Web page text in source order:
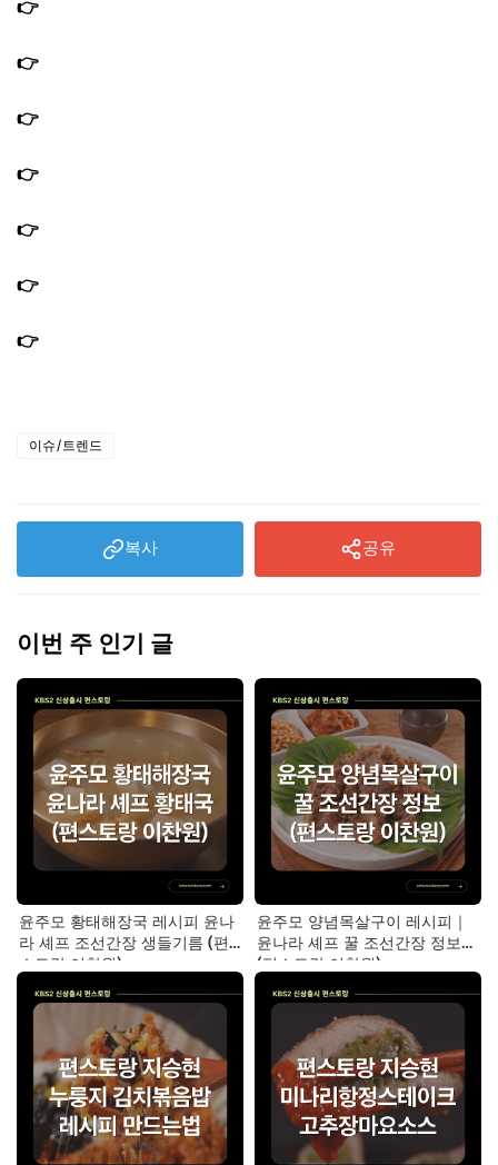
👉
👉
👉
👉
👉
👉
👉
이슈/트렌드
복사 공유
이번 주 인기 글
윤주모 황태해장국 레시피 윤나
라 셰프 조선간장 생들기름 (편
스토랑 이찬원)
윤주모 양념목살구이 레시피｜
윤나라 셰프 꿀 조선간장 정보
(편스토랑 이찬원)